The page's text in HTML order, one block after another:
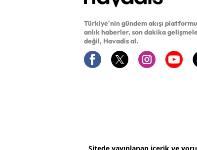
Türkiye'nin gündem akışı
anlık haberler, son dakika
değil, Havadis al.